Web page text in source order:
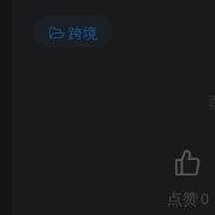
跨境
点赞 0